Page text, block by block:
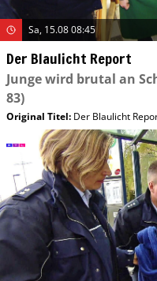
Sa, 15.08 08:45
Der Blaulicht Report
Junge wird brutal an
83)
Original Titel: Der Blaulicht